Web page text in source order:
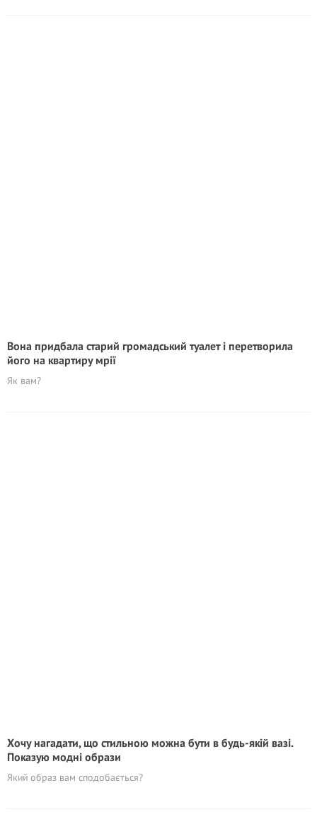
Вона придбала старий громадський туалет і перетворила
його на квартиру мрії
Як вам?
Хочу нагадати, що стильною можна бути в будь-якій вазі.
Показую модні образи
Який образ вам сподобається?